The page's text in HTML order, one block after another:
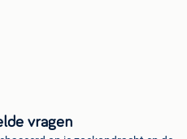
vragen